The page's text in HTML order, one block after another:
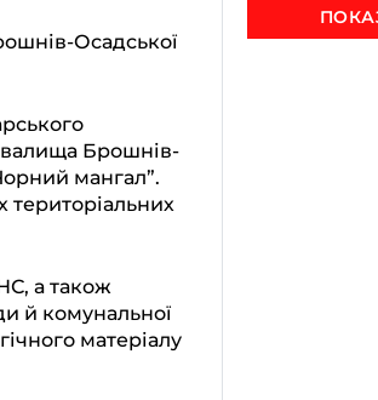
Осадської
Брошнів-
мангал”.
а також
й комунальної
матеріалу